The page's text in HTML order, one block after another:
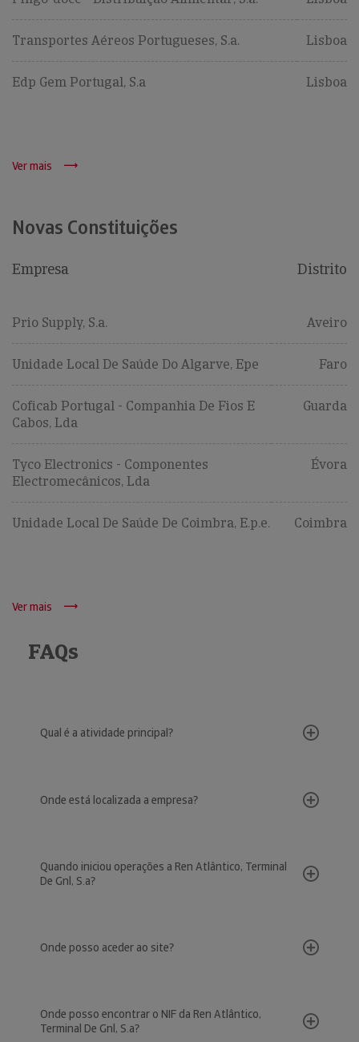
Transportes Aéreos Portugueses, S.a. Lisboa
Edp Gem Portugal, S.a Lisboa
Ver mais
Novas Constituições
Empresa Distrito
Prio Supply, S.a. Aveiro
Unidade Local De Saúde Do Algarve, Epe Faro
Coficab Portugal - Companhia De Fios E
Cabos, Lda
Guarda
Tyco Electronics - Componentes
Electromecânicos, Lda
Évora
Unidade Local De Saúde De Coimbra, E.p.e. Coimbra
Ver mais
FAQs
Qual é a atividade principal?
Onde está localizada a empresa?
Quando iniciou operações a Ren Atlântico, Terminal
De Gnl, S.a?
Onde posso aceder ao site?
Onde posso encontrar o NIF da Ren Atlântico,
Terminal De Gnl, S.a?